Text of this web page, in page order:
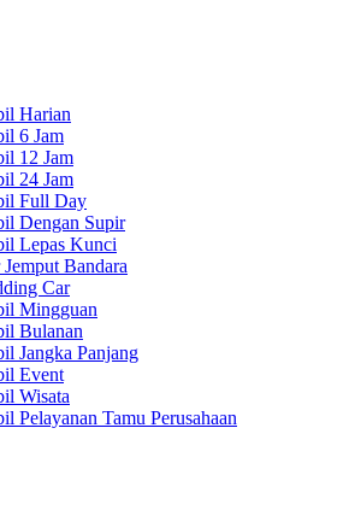
Harian
6 Jam
12 Jam
24 Jam
Full Day
Dengan Supir
Lepas Kunci
Jemput Bandara
Car
Mingguan
Bulanan
Jangka Panjang
Event
Wisata
Pelayanan Tamu Perusahaan